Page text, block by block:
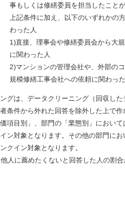
事もしくは修繕委員を担当したこと
上記条件に加え、以下のいずれかの
わった人
1)直接、理事会や修繕委員会から大
に関わった人
2)マンションの管理会社や、外部の
規模修繕工事会社への依頼に関わっ
グは、データクリーニング（回収し
条件から外れた回答を除外した上で作
項目別」、部門の「業態別」において
ン対象となります。その他の部門に
クイン対象となります。
人に薦めたくないと回答した人の割合